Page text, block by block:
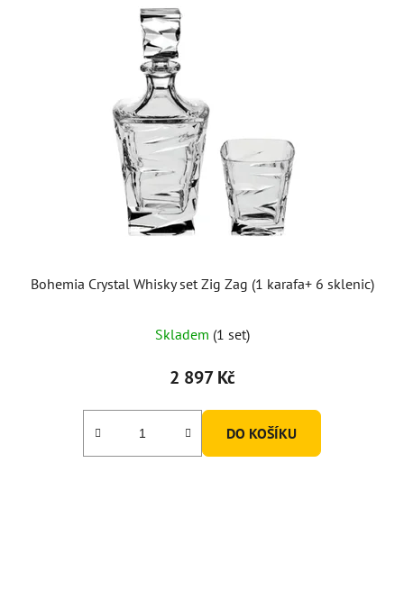
Bohemia Crystal Whisky set Zig Zag (1 karafa+ 6 sklenic)
Skladem (1 set)
2 897 Kč
DO KOŠÍKU